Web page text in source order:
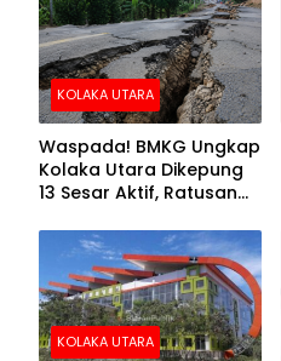
KOLAKA UTARA
Waspada! BMKG Ungkap
Kolaka Utara Dikepung
13 Sesar Aktif, Ratusan
KOLAKA UTARA